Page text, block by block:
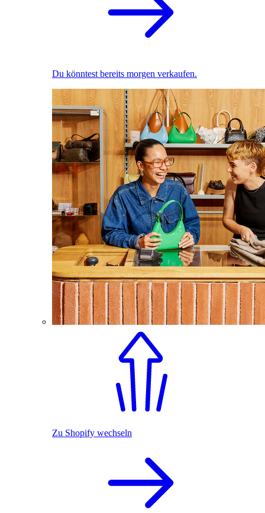
Du könntest bereits morgen verkaufen.
Zu Shopify wechseln